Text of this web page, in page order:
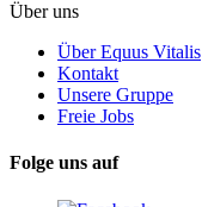
Über uns
Über Equus Vitalis
Kontakt
Unsere Gruppe
Freie Jobs
Folge uns auf